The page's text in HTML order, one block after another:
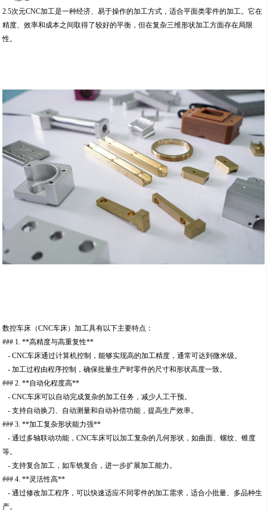
2.5次元CNC加工是一种经济、易于操作的加工方式，适合平面类零件的加工。它在
精度、效率和成本之间取得了较好的平衡，但在复杂三维形状加工方面存在局限
性。
数控车床（CNC车床）加工具有以下主要特点：
### 1. **高精度与高重复性**
- CNC车床通过计算机控制，能够实现高的加工精度，通常可达到微米级。
- 加工过程由程序控制，确保批量生产时零件的尺寸和形状高度一致。
### 2. **自动化程度高**
- CNC车床可以自动完成复杂的加工任务，减少人工干预。
- 支持自动换刀、自动测量和自动补偿功能，提高生产效率。
### 3. **加工复杂形状能力强**
- 通过多轴联动功能，CNC车床可以加工复杂的几何形状，如曲面、螺纹、锥度
等。
- 支持复合加工，如车铣复合，进一步扩展加工能力。
### 4. **灵活性高**
- 通过修改加工程序，可以快速适应不同零件的加工需求，适合小批量、多品种生
产。